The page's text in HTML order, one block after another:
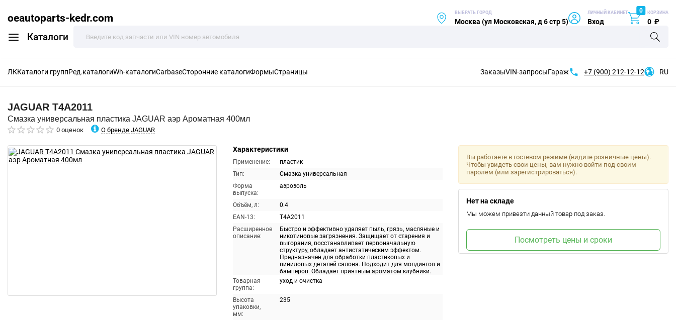
oeautoparts-kedr.com
Каталоги
ВЫБРАТЬ ГОРОД
Москва (ул Московская, д 6 стр 5)
ЛИЧНЫЙ КАБИНЕТ
Вход
0 КОРЗИНА
0 ₽
ЛККаталоги группРед.каталогиWh-каталогиCarbaseСторонние каталогиФормыСтраницы ЗаказыVIN-запросыГараж +7 (900) 212-12-12 RU
JAGUAR T4A2011
Смазка универсальная пластика JAGUAR аэр Ароматная 400мл
0 оценок О бренде JAGUAR
Характеристики
Применение:
пластик
Тип:
Смазка универсальная
Форма
выпуска:
аэрозоль
Объём, л:
0.4
EAN-13:
T4A2011
Расширенное
описание:
Быстро и эффективно удаляет пыль, грязь, масляные и
никотиновые загрязнения. Защищает от старения и
выгорания, восстанавливает первоначальную
структуру, обладает антистатическим эффектом.
Предназначен для обработки пластиковых и
виниловых деталей салона. Подходит для молдингов и
бамперов. Обладает приятным ароматом клубники.
Товарная
группа:
уход и очистка
Высота
упаковки,
мм:
235
Вы работаете в гостевом режиме (видите розничные цены).
Чтобы увидеть свои цены, вам нужно войти под своим
паролем (или зарегистрироваться).
Нет на складе
Мы можем привезти данный товар под заказ.
Посмотреть цены и сроки